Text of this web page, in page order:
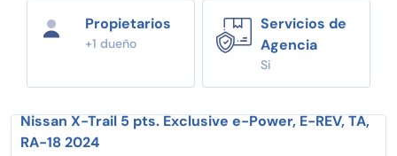
Propietarios
+1 dueño
Servicios de
Agencia
Si
Nissan X-Trail 5 pts. Exclusive e-Power, E-REV, TA,
RA-18 2024